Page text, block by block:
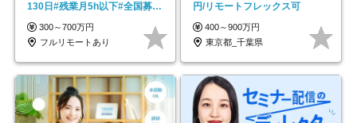
130日#残業月5h以下#全国募集
#最大1年の研修
300～700万円
フルリモートあり
円/リモートフレックス可
400～900万円
東京都_千葉県